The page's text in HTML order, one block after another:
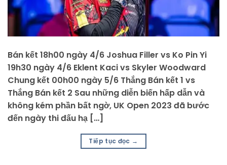
Bán kết 18h00 ngày 4/6 Joshua Filler vs Ko Pin Yi
19h30 ngày 4/6 Eklent Kaci vs Skyler Woodward
Chung kết 00h00 ngày 5/6 Thắng Bán kết 1 vs
Thắng Bán kết 2 Sau những diễn biến hấp dẫn và
không kém phần bất ngờ, UK Open 2023 đã bước
đến ngày thi đấu hạ […]
Tiếp tục đọc →